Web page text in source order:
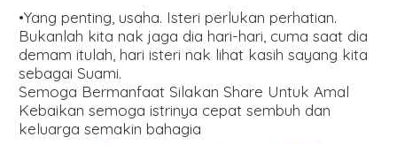
•Yang penting, usaha. Isteri perlukan perhatian.
Bukanlah kita nak jaga dia hari-hari, cuma saat dia
demam itulah, hari isteri nak lihat kasih sayang kita
sebagai Suami.
Semoga Bermanfaat Silakan Share Untuk Amal
Kebaikan semoga istrinya cepat sembuh dan
keluarga semakin bahagia